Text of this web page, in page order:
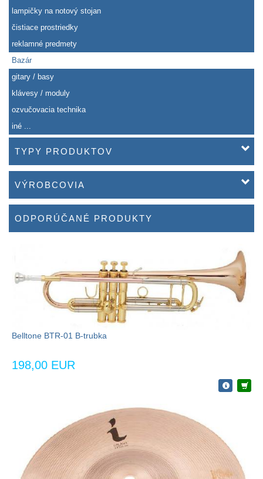
lampičky na notový stojan
čistiace prostriedky
reklamné predmety
Bazár
gitary / basy
klávesy / moduly
ozvučovacia technika
iné ...
TYPY PRODUKTOV
VÝROBCOVIA
ODPORÚČANÉ PRODUKTY
Belltone BTR-01 B-trubka
198,00 EUR